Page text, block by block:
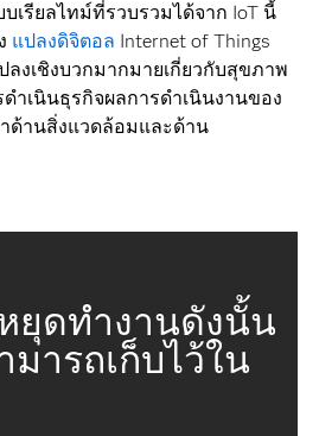
เรียลไทม์ที่รวบรวมได้จาก IoT นี้
แปลงดิจิตอล Internet of Things
ลงเชิงบวกมากมายเกี่ยวกับสุขภาพ
ำเนินธุรกิจผลการดำเนินงานของ
ด้านสิ่งแวดล้อมและด้าน
ยุดทำงานดังนั้น
มารถเก็บไว้ใน